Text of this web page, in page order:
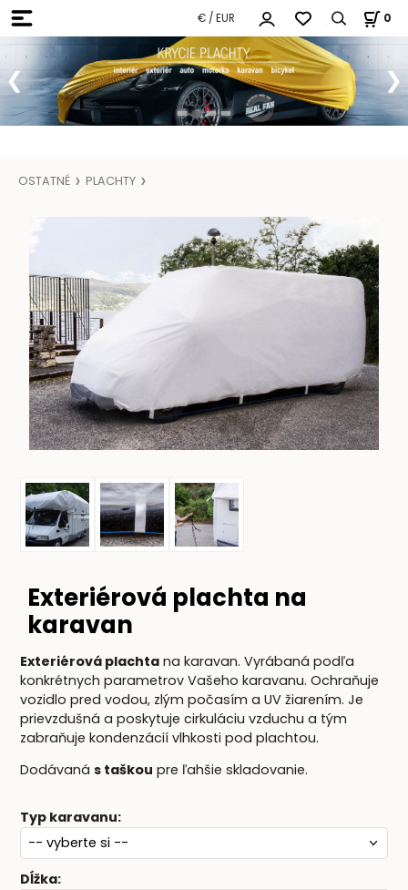
€ / EUR 0
OSTATNÉ PLACHTY
Exteriérová plachta na
karavan
Exteriérová plachtana karavan. Vyrábaná podľa
konkrétnych parametrov Vašeho karavanu. Ochraňuje
vozidlo pred vodou, zlým počasím a UV žiarením. Je
prievzdušná a poskytuje cirkuláciu vzduchu a tým
zabraňuje kondenzácií vlhkosti pod plachtou.
Dodávaná s taškou pre ľahšie skladovanie.
Typ karavanu:
Dĺžka: